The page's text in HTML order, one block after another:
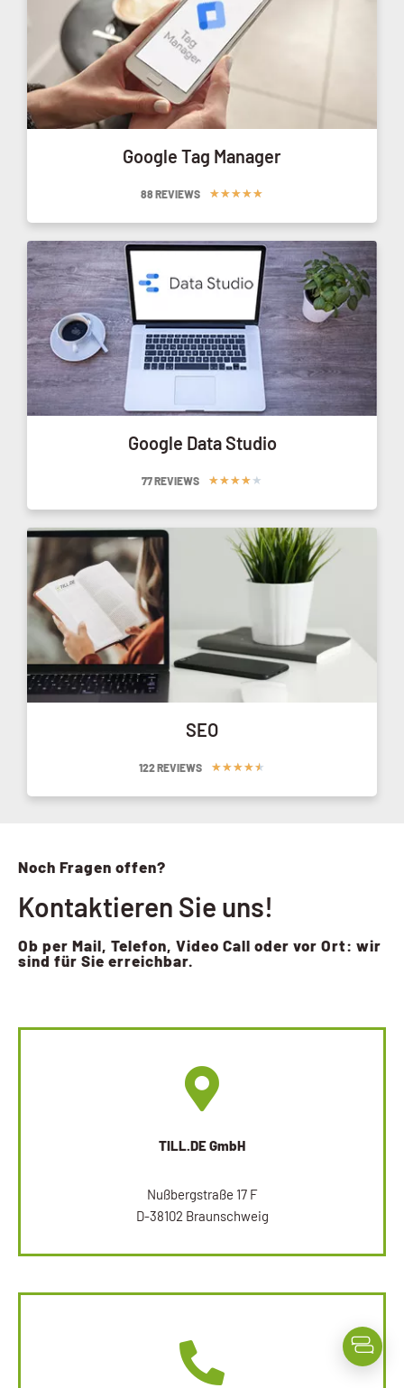
Google Tag Manager
88 REVIEWS ★★★★★
Google Data Studio
77 REVIEWS ★★★★★
SEO
122 REVIEWS ★★★★★
Noch Fragen offen?
Kontaktieren Sie uns!
Ob per Mail, Telefon, Video Call oder vor Ort: wir
sind für Sie erreichbar.
TILL.DE GmbH
Nußbergstraße 17 F
D-38102 Braunschweig